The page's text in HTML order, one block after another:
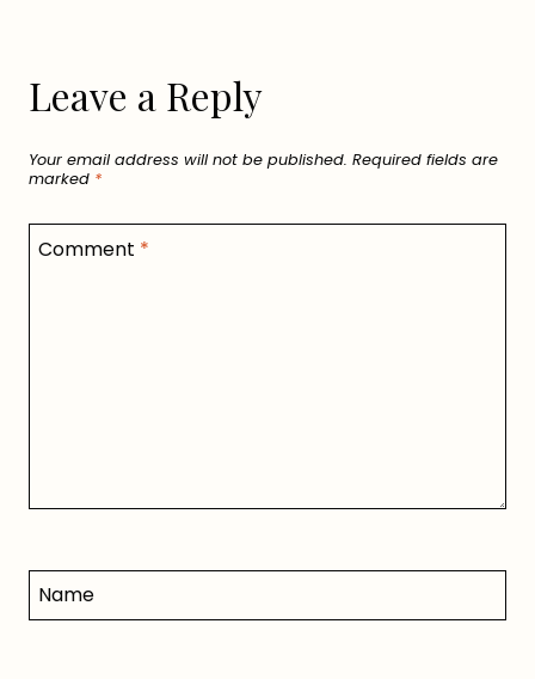
Leave a Reply
Your email address will not be published. Required fields are
marked *
Comment *
Name